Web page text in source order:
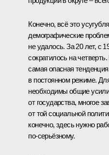
Конечно, всё это
демографические
не удалось. За 20 лет, с
сократилось на
самая опасная
в постоянном режиме.
необходимы общие
от государства, многое
от той социальной
конечно, здесь нужно
по‑серьёзному.